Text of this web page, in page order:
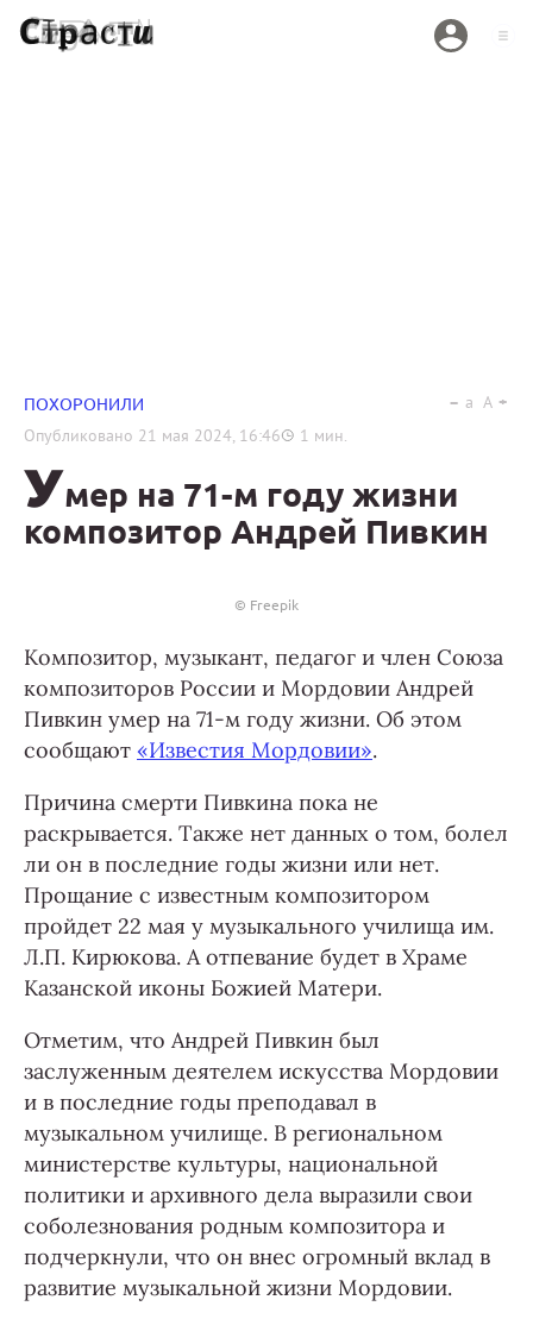
ПОХОРОНИЛИ
Опубликовано 21 мая 2024, 16:46 1 мин.
a A
Умер на 71-м году жизни
композитор Андрей Пивкин
© Freepik
Композитор, музыкант, педагог и член Союза
композиторов России и Мордовии Андрей
Пивкин умер на 71-м году жизни. Об этом
сообщают «Известия Мордовии».
Причина смерти Пивкина пока не
раскрывается. Также нет данных о том, болел
ли он в последние годы жизни или нет.
Прощание с известным композитором
пройдет 22 мая у музыкального училища им.
Л.П. Кирюкова. А отпевание будет в Храме
Казанской иконы Божией Матери.
Отметим, что Андрей Пивкин был
заслуженным деятелем искусства Мордовии
и в последние годы преподавал в
музыкальном училище. В региональном
министерстве культуры, национальной
политики и архивного дела выразили свои
соболезнования родным композитора и
подчеркнули, что он внес огромный вклад в
развитие музыкальной жизни Мордовии.